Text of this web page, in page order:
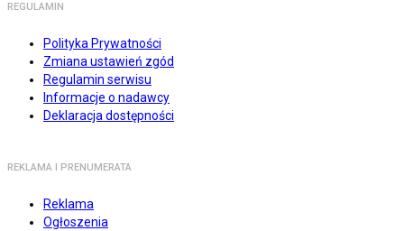
REGULAMIN
Polityka Prywatności
Zmiana ustawień zgód
Regulamin serwisu
Informacje o nadawcy
Deklaracja dostępności
REKLAMA I PRENUMERATA
Reklama
Ogłoszenia